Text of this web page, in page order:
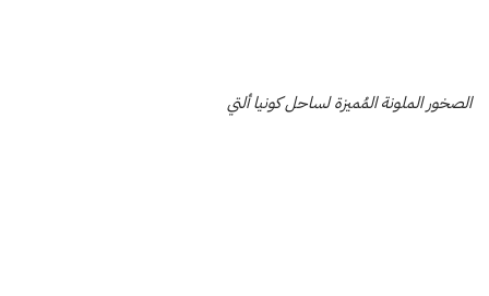
الصخور الملونة المُميزة لساحل كونيا ألتي